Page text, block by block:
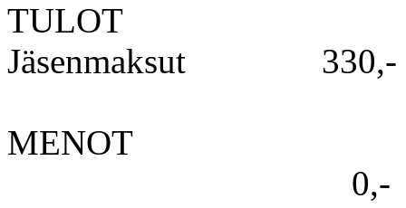
TULOT
Jäsenmaksut 330,-
MENOT
0,-